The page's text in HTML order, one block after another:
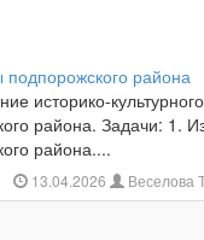
района
историко-
района. Задачи: 1.
района....
13.04.2026 Веселова